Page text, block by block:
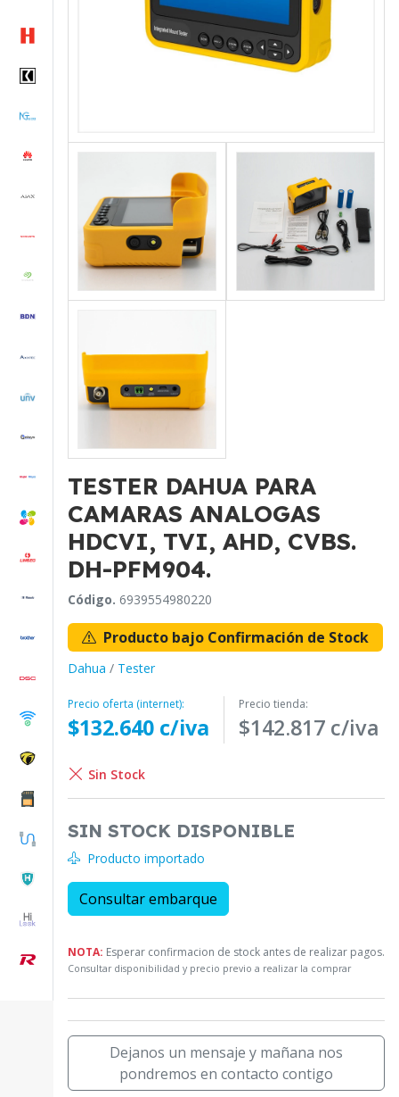
TESTER DAHUA PARA
CAMARAS ANALOGAS
HDCVI, TVI, AHD, CVBS.
DH-PFM904.
Código. 6939554980220
Producto bajo Confirmación de Stock
Dahua / Tester
Precio oferta (internet):
$132.640 c/iva
Precio tienda:
$142.817 c/iva
Sin Stock
SIN STOCK DISPONIBLE
Producto importado
Consultar embarque
NOTA: Esperar confirmacion de stock antes de realizar pagos.
Consultar disponibilidad y precio previo a realizar la comprar
Dejanos un mensaje y mañana nos
pondremos en contacto contigo